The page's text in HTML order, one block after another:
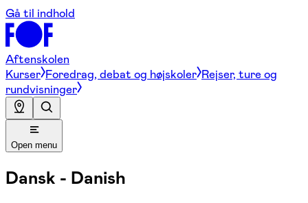
Gå til indhold
Aftenskolen
Kurser Foredrag, debat og højskoler Rejser, ture og
rundvisninger
Open menu
Dansk - Danish